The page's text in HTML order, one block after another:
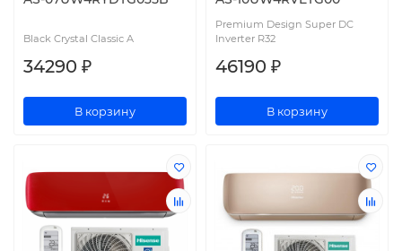
Black Crystal Classic A
34290 ₽
В корзину
Premium Design Super DC
Inverter R32
46190 ₽
В корзину